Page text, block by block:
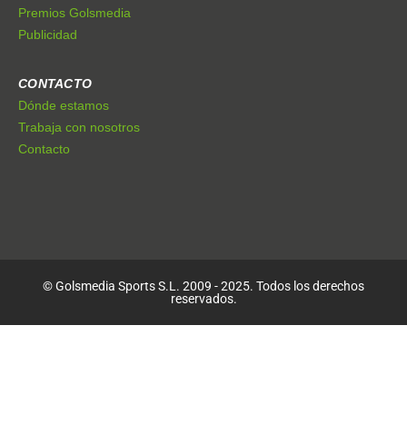
Premios Golsmedia
Publicidad
CONTACTO
Dónde estamos
Trabaja con nosotros
Contacto
© Golsmedia Sports S.L. 2009 - 2025. Todos los derechos
reservados.